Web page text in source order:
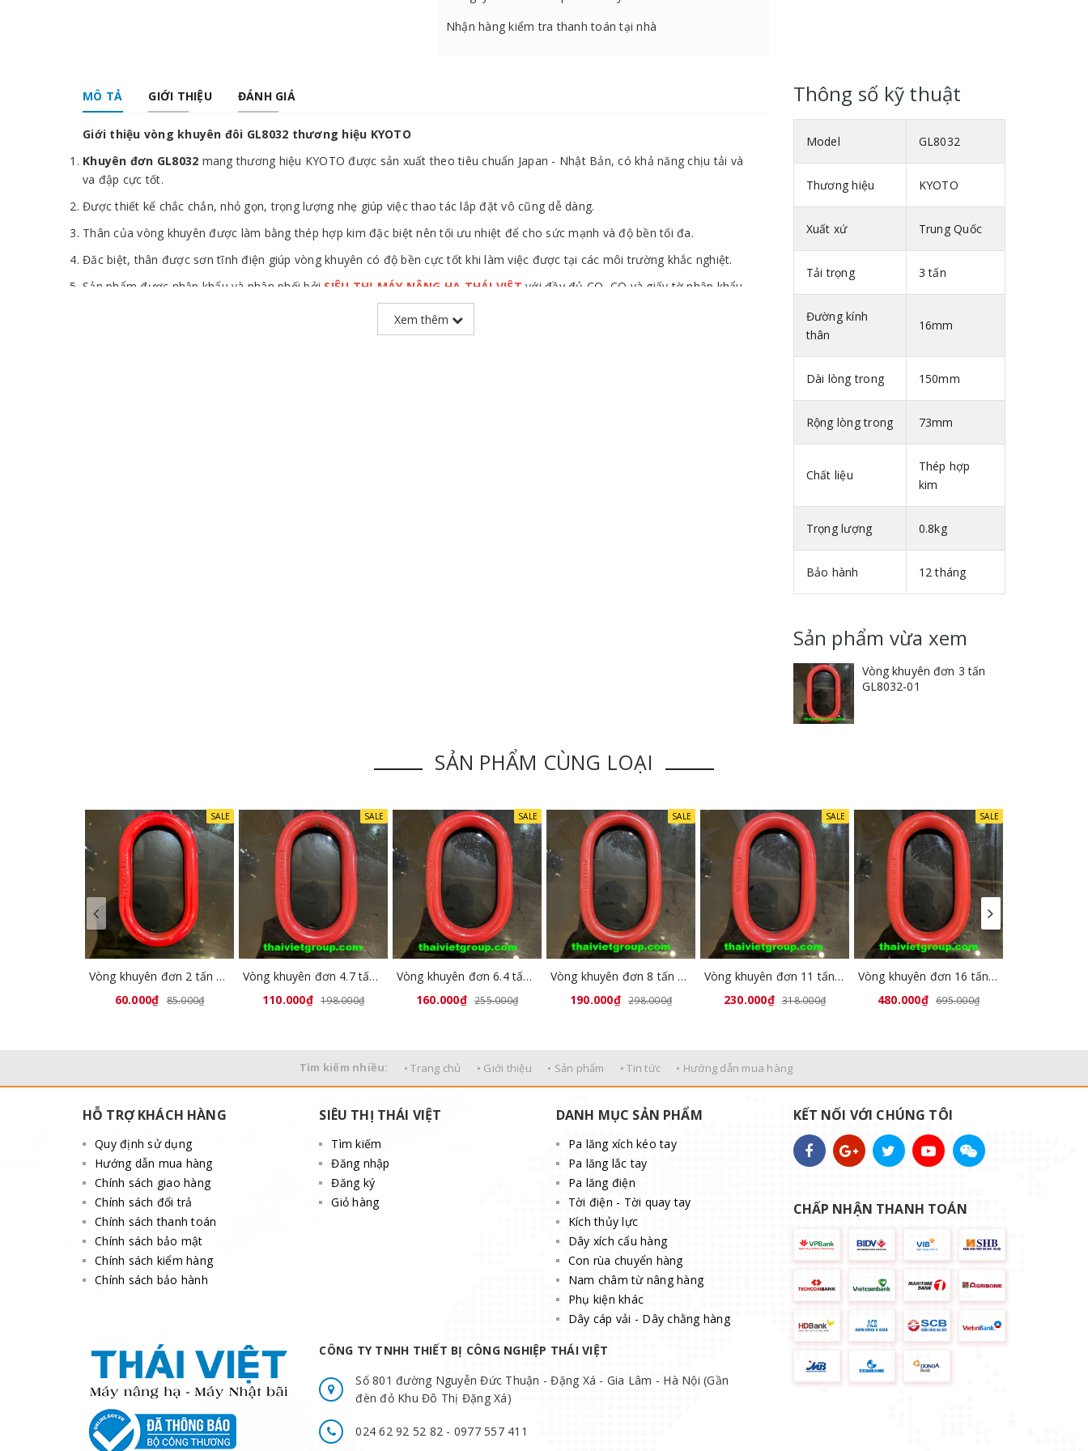
Nhận hàng kiểm tra thanh toán tại nhà
MÔ TẢ GIỚI THIỆU ĐÁNH GIÁ
Giới thiệu vòng khuyên đôi GL8032 thương hiệu KYOTO
Khuyên đơn GL8032 mang thương hiệu KYOTO được sản xuất theo tiêu chuẩn Japan - Nhật Bản, có khả năng chịu tải và
va đập cực tốt.
Được thiết kế chắc chắn, nhỏ gọn, trọng lượng nhẹ giúp việc thao tác lắp đặt vô cũng dễ dàng.
Thân của vòng khuyên được làm bằng thép hợp kim đặc biệt nên tối ưu nhiệt để cho sức mạnh và độ bền tối đa.
Đăc biệt, thân được sơn tĩnh điện giúp vòng khuyên có độ bền cực tốt khi làm việc được tại các môi trường khắc nghiệt.
Sản phẩm được nhập khẩu và phân phối bởi SIÊU THỊ MÁY NÂNG HẠ THÁI VIỆT với đầy đủ CO, CQ và giấy tờ nhập khẩu.
Xem thêm
Thông số kỹ thuật
Model GL8032
Thương hiệu KYOTO
Xuất xứ Trung Quốc
Tải trọng 3 tấn
Đường kính
thân
16mm
Dài lòng trong 150mm
Rộng lòng trong 73mm
Chất liệu
Thép hợp
kim
Trọng lượng 0.8kg
Bảo hành 12 tháng
Sản phẩm vừa xem
Vòng khuyên đơn 3 tấn
GL8032-01
SẢN PHẨM CÙNG LOẠI
SALE
Vòng khuyên đơn 2 tấn GL8032-00
60.000₫ 85.000₫
SALE
Vòng khuyên đơn 4.7 tấn GL8032-02
110.000₫ 198.000₫
SALE
Vòng khuyên đơn 6.4 tấn GL8032-03
160.000₫ 255.000₫
SALE
Vòng khuyên đơn 8 tấn GL8032-04
190.000₫ 298.000₫
SALE
Vòng khuyên đơn 11 tấn GL8032-05
230.000₫ 318.000₫
SALE
Vòng khuyên đơn 16 tấn GL8032-06
480.000₫ 695.000₫
Tìm kiếm nhiều: • Trang chủ • Giới thiệu • Sản phẩm • Tin tức • Hướng dẫn mua hàng
HỖ TRỢ KHÁCH HÀNG
Quy định sử dụng
Hướng dẫn mua hàng
Chính sách giao hàng
Chính sách đổi trả
Chính sách thanh toán
Chính sách bảo mật
Chính sách kiểm hàng
Chính sách bảo hành
SIÊU THỊ THÁI VIỆT
Tìm kiếm
Đăng nhập
Đăng ký
Giỏ hàng
DANH MỤC SẢN PHẨM
Pa lăng xích kéo tay
Pa lăng lắc tay
Pa lăng điện
Tời điện - Tời quay tay
Kích thủy lực
Dây xích cẩu hàng
Con rùa chuyển hàng
Nam châm từ nâng hàng
Phụ kiện khác
Dây cáp vải - Dây chằng hàng
CÔNG TY TNHH THIẾT BỊ CÔNG NGHIỆP THÁI VIỆT
Số 801 đường Nguyễn Đức Thuận - Đặng Xá - Gia Lâm - Hà Nội (Gần
đèn đỏ Khu Đô Thị Đặng Xá)
024 62 92 52 82 - 0977 557 411
KẾT NỐI VỚI CHÚNG TÔI
CHẤP NHẬN THANH TOÁN